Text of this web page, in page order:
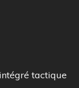
tactique